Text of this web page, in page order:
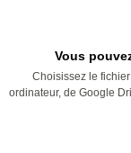
Vous
Choisissez le
ordinateur, de Google